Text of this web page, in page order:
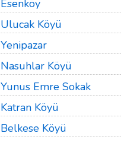
Esenköy
Ulucak Köyü
Yenipazar
Nasuhlar Köyü
Yunus Emre Sokak
Katran Köyü
Belkese Köyü